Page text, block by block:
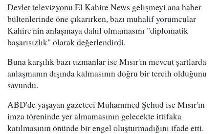
Devlet televizyonu El Kahire News gelişmeyi ana haber
bültenlerinde öne çıkarırken, bazı muhalif yorumcular
Kahire'nin anlaşmaya dahil olmamasını "diplomatik
başarısızlık" olarak değerlendirdi.
Buna karşılık bazı uzmanlar ise Mısır'ın mevcut şartlarda
anlaşmanın dışında kalmasının doğru bir tercih olduğunu
savundu.
ABD'de yaşayan gazeteci Muhammed Şehud ise Mısır'ın
imza töreninde yer almamasının gelecekte ittifaka
katılmasının önünde bir engel oluşturmadığını ifade etti.